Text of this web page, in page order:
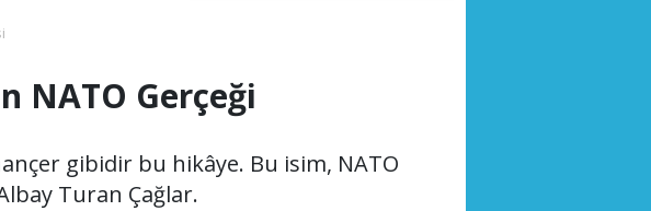
inşa etmek istiyorum”
NATO Gerçeği
gibidir bu hikâye. Bu isim, NATO
Turan Çağlar.